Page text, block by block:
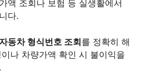
액 조회나 보험 등 실생활에서
다.
자동차 형식번호 조회를 정확히 해
나 차량가액 확인 시 불이익을